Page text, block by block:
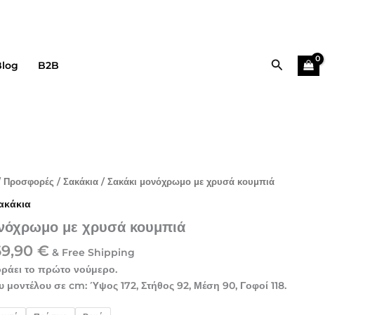
B2B Αναζήτηση
Προσφορές / Σακάκια / Σακάκι μονόχρωμο με χρυσά κουμπιά
με χρυσά κουμπιά
€.
€
Η
είναι:
69,90 €.
& Free Shipping
το πρώτο νούμερο.
μοντέλου σε cm: Ύψος 172, Στήθος 92, Μέση 90, Γοφοί 118.